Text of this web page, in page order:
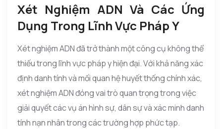
Xét Nghiệm ADN Và Các Ứng
Dụng Trong Lĩnh Vực Pháp Y
Xét nghiệm ADN đã trở thành một công cụ không thể
thiếu trong lĩnh vực pháp y hiện đại. Với khả năng xác
định danh tính và mối quan hệ huyết thống chính xác,
xét nghiệm ADN đóng vai trò quan trọng trong việc
giải quyết các vụ án hình sự, dân sự và xác minh danh
tính nạn nhân trong các trường hợp phức tạp.